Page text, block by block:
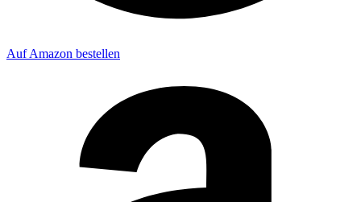
Auf Amazon bestellen